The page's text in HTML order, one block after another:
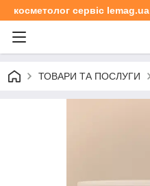
косметолог сервіс lemag.ua
ТОВАРИ ТА ПОСЛУГИ